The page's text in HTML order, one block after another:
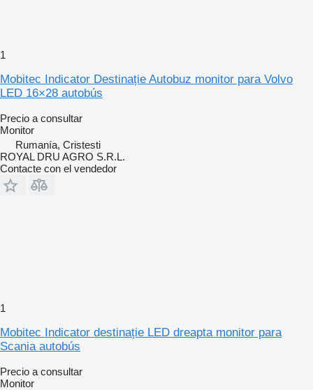
1
Mobitec Indicator Destinație Autobuz monitor para Volvo
LED 16×28 autobús
Precio a consultar
Monitor
Rumanía, Cristesti
ROYAL DRU AGRO S.R.L.
Contacte con el vendedor
1
Mobitec Indicator destinație LED dreapta monitor para
Scania autobús
Precio a consultar
Monitor